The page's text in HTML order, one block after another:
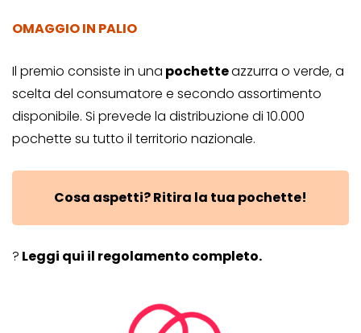
OMAGGIO IN PALIO
Il premio consiste in una pochetteazzurra o verde, a
scelta del consumatore e secondo assortimento
disponibile. Si prevede la distribuzione di 10.000
pochette su tutto il territorio nazionale.
Cosa aspetti? Ritira la tua pochette!
? Leggi qui il regolamento completo.